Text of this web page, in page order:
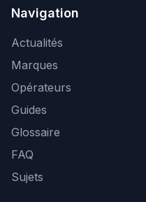
Navigation
Actualités
Marques
Opérateurs
Guides
Glossaire
FAQ
Sujets